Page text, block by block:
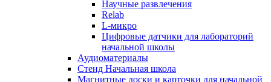
Научные развлечения
Relab
L-микро
Цифровые датчики для лабораторий
начальной школы
Аудиоматериалы
Стенд Начальная школа
Магнитные доски и карточки для начальной